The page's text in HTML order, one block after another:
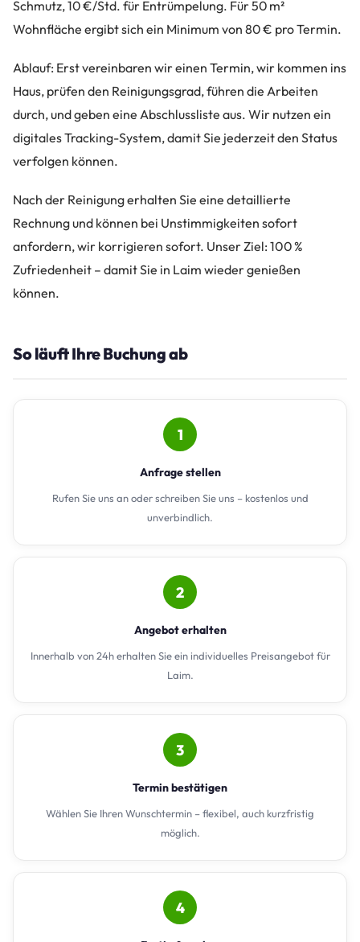
Schmutz, 10 €/Std. für Entrümpelung. Für 50 m²
Wohnfläche ergibt sich ein Minimum von 80 € pro Termin.
Ablauf: Erst vereinbaren wir einen Termin, wir kommen ins
Haus, prüfen den Reinigungsgrad, führen die Arbeiten
durch, und geben eine Abschlussliste aus. Wir nutzen ein
digitales Tracking-System, damit Sie jederzeit den Status
verfolgen können.
Nach der Reinigung erhalten Sie eine detaillierte
Rechnung und können bei Unstimmigkeiten sofort
anfordern, wir korrigieren sofort. Unser Ziel: 100 %
Zufriedenheit – damit Sie in Laim wieder genießen
können.
So läuft Ihre Buchung ab
1
Anfrage stellen
Rufen Sie uns an oder schreiben Sie uns – kostenlos und
unverbindlich.
2
Angebot erhalten
Innerhalb von 24h erhalten Sie ein individuelles Preisangebot für
Laim.
3
Termin bestätigen
Wählen Sie Ihren Wunschtermin – flexibel, auch kurzfristig
möglich.
4